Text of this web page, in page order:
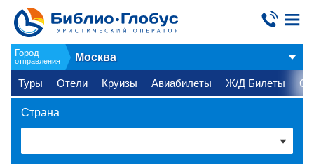
Город
отправления Москва
Туры Отели Круизы Авиабилеты Ж/Д Билеты
Страна